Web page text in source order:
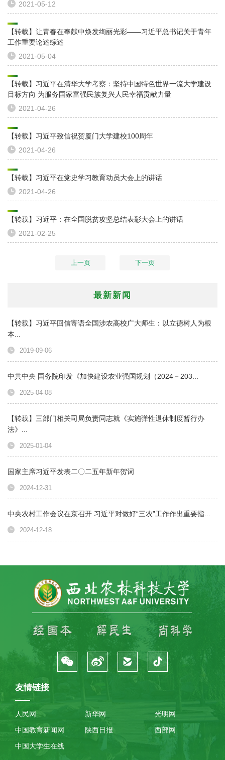
2021-05-12
【转载】让青春在奉献中焕发绚丽光彩——习近平总书记关于青年
工作重要论述综述
2021-05-04
【转载】习近平在清华大学考察：坚持中国特色世界一流大学建设
目标方向 为服务国家富强民族复兴人民幸福贡献力量
2021-04-26
【转载】习近平致信祝贺厦门大学建校100周年
2021-04-26
【转载】习近平在党史学习教育动员大会上的讲话
2021-04-26
【转载】习近平：在全国脱贫攻坚总结表彰大会上的讲话
2021-02-25
上一页 下一页
最新新闻
【转载】习近平回信寄语全国涉农高校广大师生：以立德树人为根
本...
2019-09-06
中共中央 国务院印发《加快建设农业强国规划（2024－203...
2025-04-08
【转载】三部门相关司局负责同志就《实施弹性退休制度暂行办
法》...
2025-01-04
国家主席习近平发表二〇二五年新年贺词
2024-12-31
中央农村工作会议在京召开 习近平对做好“三农”工作作出重要指...
2024-12-18
友情链接
人民网 新华网
光明网
中国教育新闻网
陕西日报
西部网
中国大学生在线